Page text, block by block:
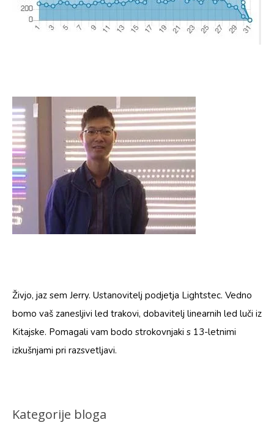
Živjo, jaz sem Jerry. Ustanovitelj podjetja Lightstec. Vedno
bomo vaš zanesljivi led trakovi, dobavitelj linearnih led luči iz
Kitajske. Pomagali vam bodo strokovnjaki s 13-letnimi
izkušnjami pri razsvetljavi.
Kategorije bloga